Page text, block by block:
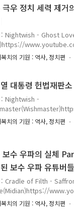
국의 패권과 헤게모니
엘에게 찍히면 어떠한
가 확실히 전환되기 시작
읽고 오시길 추천한다.
극우 정치 세력 제거
: Nightwish - Ghost
것, 대한민국을 위해서
이 무겁다. 필자는 아시다
정책을 하고 있다고 여
엄 이후 윤석열과 김건희
정 감사에서 백해룡 경
다고 느꼈다. 이 내용 중
치의 기원 : 역사, 정치편
대통령 헌법재판
: Nightwish -
윤석열 대통령
고 있다. 필자는 이번 포스
은 간첩과 중국 공산당
대한민국의 대통령이 국
다는 사실이 필자는 통탄
윤석열 대통령의 복귀와
치의 기원 : 역사, 정치편
보수 우파의 실체
보수 우파 유튜버
: Cradle of Filth -
령 관저, 과천 공수처 앞,
열 대통령 지키는 데 관심
치의 기원 : 역사, 정치편